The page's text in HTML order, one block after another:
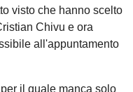
visto che hanno scelto
Chivu e ora
all'appuntamento
per il quale manca solo